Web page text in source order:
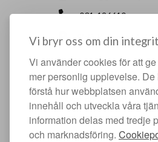
Vi bryr oss om din
Vi använder cookies för att
mer personlig upplevelse.
förstå hur webbplatsen
innehåll och utveckla våra
information delas med tredje
och marknadsföring.
031-126610
Sisjö Kullegata 6, 436
HJÄLPFULLA
Något du vill sälja?
Att köpa hos oss
Om oss